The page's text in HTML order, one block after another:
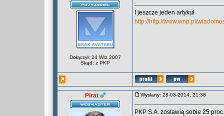
Dołączył: 24 Wrz 2007
Skąd: z PKP
I jeszcze jeden artykuł
http://http://www.wnp.pl/
Pirat Wysłany: 28-03-2014, 21:38
PKP S.A. zostawią sobie 25